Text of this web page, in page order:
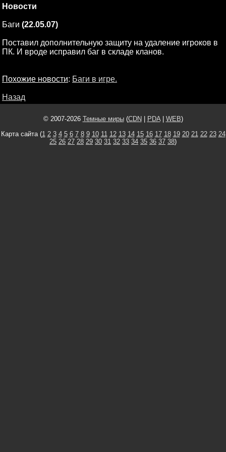
Новости
Баги (22.05.07)
Поставил дополнительную защиту на удаление игроков в
ПК. И вроде исправил баг в складе кланов.
Похожие новости: Баги в игре.
Назад
© 2007-2026 Темные миры(CDN PDA| WEB)
Карта сайта (1 2 3 4 5 6 7 8 9 10 11 12 13 14 15 16 17 18 19 20 21 22 23 24
25 26 27 28 29 30 31 32 33 34 35 36 37 38)